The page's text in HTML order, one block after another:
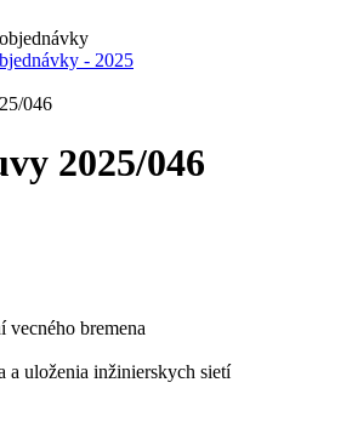
- 2025
046
2025/046
vecného bremena
a uloženia inžinierskych sietí